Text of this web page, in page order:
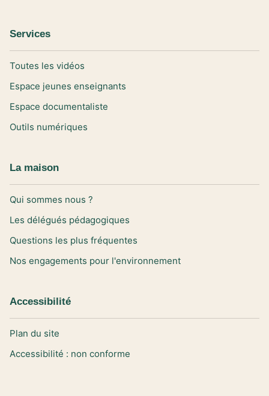
Services
Toutes les vidéos
Espace jeunes enseignants
Espace documentaliste
Outils numériques
La maison
Qui sommes nous ?
Les délégués pédagogiques
Questions les plus fréquentes
Nos engagements pour l'environnement
Accessibilité
Plan du site
Accessibilité : non conforme